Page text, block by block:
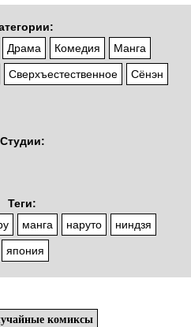
Драма Комедия Манга
Сверхъестественное Сёнэн
Студии:
Теги:
манга наруто ниндзя
япония
комиксы